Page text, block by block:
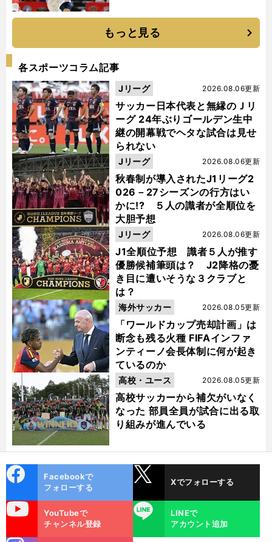
もっと見る
各スポーツコラム記事
サッカー日本代表と無縁のＪリ
ーグ 24年ぶりゴールデン生中
継の開幕戦でヘタな試合は見せ
られない
2026.08.06更新
Jリーグ
秋春制が導入されたJ1リーグ2
026－27シーズンの行方はい
かに!? ５人の識者が全順位を
大胆予想
2026.08.06更新
Jリーグ
J1全順位予想 識者５人が推す
優勝候補筆頭は？ J2降格の憂
き目に遭いそうな３クラブと
は？
2026.08.06更新
Jリーグ
「ワールドカップ売却計画」は
断念も残る火種 FIFAインファ
ンティーノ会長体制に何が起き
ているのか
2026.08.05更新
海外サッカー
高校サッカーから補欠がいなく
なった 部員全員が試合に出る取
り組みが進んでいる
2026.08.05更新
高校・ユース
ok
Facebookで
フォローする
Xでフォローする
YouTubeで
チャンネル登録
LINE
LINEで
アカウント追加